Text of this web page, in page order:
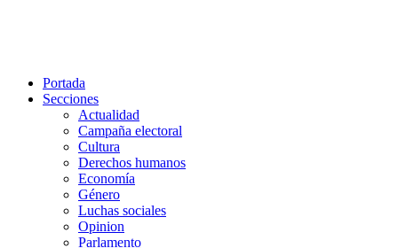
Portada
Secciones
Actualidad
Campaña electoral
Cultura
Derechos humanos
Economía
Género
Luchas sociales
Opinion
Parlamento